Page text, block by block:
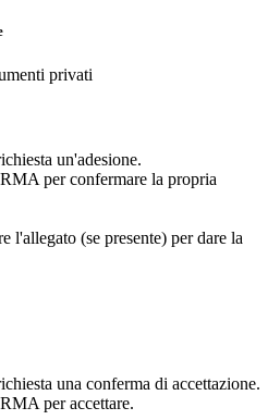
privati
un'adesione.
per confermare la propria
l'allegato (se presente) per dare la
una conferma di accettazione.
per accettare.